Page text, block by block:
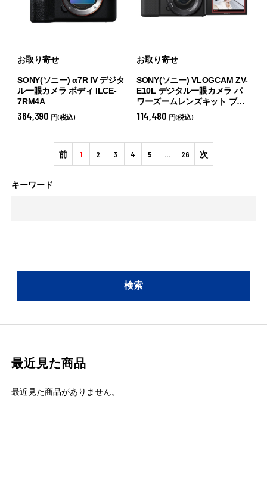
お取り寄せ
SONY(ソニー) α7R IV デジタ
ル一眼カメラ ボディ ILCE-
7RM4A
364,390 円(税込)
お取り寄せ
SONY(ソニー) VLOGCAM ZV-
E10L デジタル一眼カメラ パ
ワーズームレンズキット ブラ
ック ZV-E10L(B) (
ムレンズキット ブラック)
114,480 円(税込)
前 1 2 3 4 5 … 26 次
キーワード
最近見た商品
最近見た商品がありません。